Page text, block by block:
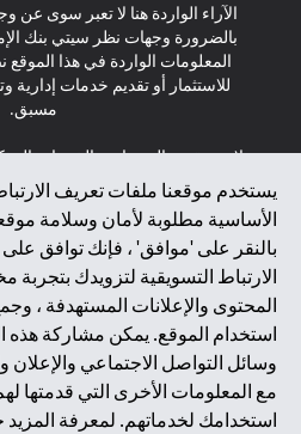
يستخدم موقعنا ملفات تعريف
الأساسية مطلوبة لأمان وسلامة
بالنقر على 'موافق' ، فإنك توافق
الارتباط التسويقية لتزويدك
المحتوى والإعلانات المستهدفة ،
استخدام الموقع. يمكن مشاركة هذه
وسائل التواصل الاجتماعي والإعلان
مع المعلومات الأخرى التي قدمتها
استخدامك لخدماتهم. لمعرفة المزيد
الآراء الواردة هنا لا تعبر سوى عن
بالضرورة وجهات نظر سيتي بنك
المعلومات الواردة في هذا
للاستثمار أو تقديم خدمات إدارية
مسبق.
لا يتم تقديم المنتجات والخدمات
المقيمين في الاتحاد الأوروبي أو
سويسرا أو غيرنسي أو جيرسي أو
الفاتيكان أو جزيرة مان أو المملكة
(لائحة حماية البيانات العامة \
العامة \ قانون خصوصية
الصفحة ليس ولا ينبغي تفسيره على
لشراء أو بيع أي من المنتجات
الأفراد.